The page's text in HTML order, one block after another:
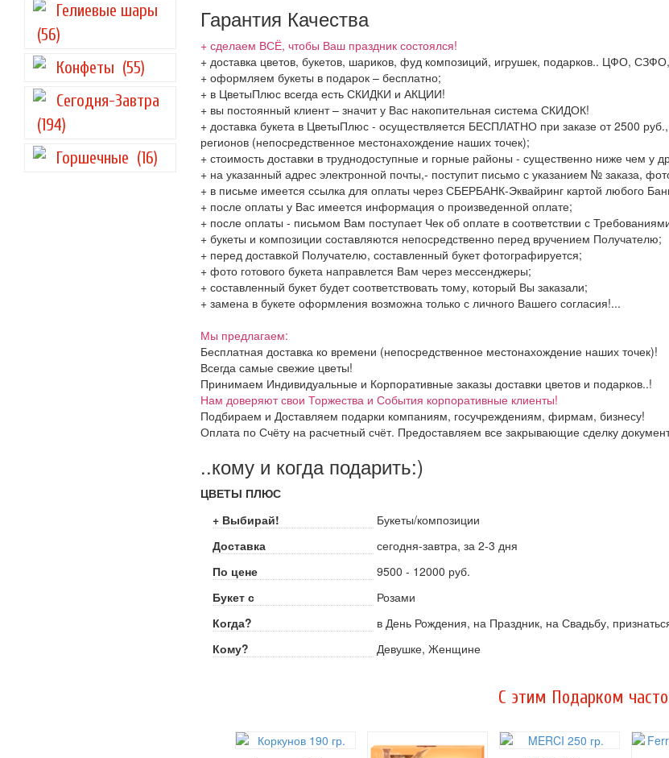
Гелиевые шары
(56)
Конфеты (55)
Сегодня-Завтра
(194)
Горшечные (16)
Гарантия Качества
+ сделаем ВСЁ, чтобы Ваш праздник состоялся!
+ доставка цветов, букетов, шариков, фуд композиций, игрушек, подарков..
+ оформляем букеты в подарок – бесплатно;
+ в ЦветыПлюс всегда есть СКИДКИ и АКЦИИ!
+ вы постоянный клиент – значит у Вас накопительная система СКИДОК!
+ доставка букета в ЦветыПлюс - осуществляется БЕСПЛАТНО при заказе от 2500
регионов (непосредственное местонахождение наших точек);
+ стоимость доставки в труднодоступные и горные районы - существенно ниже чем у
+ на указанный адрес электронной почты,- поступит письмо с указанием № заказа,
+ в письме имеется ссылка для оплаты через СБЕРБАНК-Эквайринг картой любого
+ после оплаты у Вас имеется информация о произведенной оплате;
+ после оплаты - письмом Вам поступает Чек об оплате в соответствии с
+ букеты и композиции составляются непосредственно перед вручением Получателю;
+ перед доставкой Получателю, составленный букет фотографируется;
+ фото готового букета направлется Вам через мессенджеры;
+ составленный букет будет соответствовать тому, который Вы заказали;
+ замена в букете оформления возможна только с личного Вашего согласия!...
Мы предлагаем:
Бесплатная доставка ко времени (непосредственное местонахождение наших точек)!
Всегда самые свежие цветы!
Принимаем Индивидуальные и Корпоративные заказы доставки цветов и подарков..!
Нам доверяют свои Торжества и События корпоративные клиенты!
Подбираем и Доставляем подарки компаниям, госучреждениям, фирмам, бизнесу!
Оплата по Счёту на расчетный счёт. Предоставляем все закрывающие сделку
..кому и когда подарить:)
ЦВЕТЫ ПЛЮС
+ Выбирай!
Букеты/композиции
Доставка
сегодня-завтра, за 2-3 дня
По цене
9500 - 12000 руб.
Букет с
Розами
Когда?
в День Рождения, на Праздник, на Свадьбу,
Кому?
Девушке, Женщине
C этим Подарком